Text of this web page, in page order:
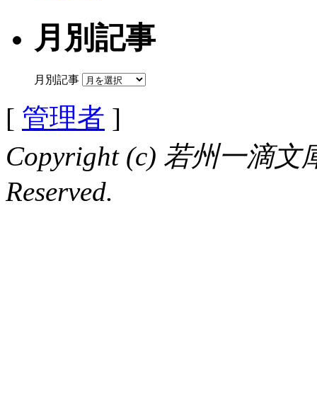
月別記事
月別記事
[ 管理者 ]
Copyright (c) 若州一滴
Reserved.